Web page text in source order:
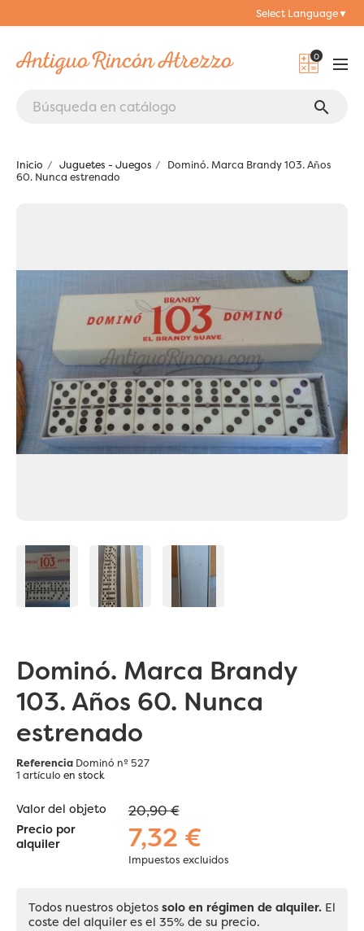
Select Language▼
0
search
Inicio Juguetes - Juegos
Dominó. Marca Brandy 103. Años
60. Nunca estrenado
Dominó. Marca Brandy
103. Años 60. Nunca
estrenado
Referencia Dominó nº 527
1 artículo en stock
Valor del objeto 20,90 €
Precio por
alquiler
7,32 €
Impuestos excluidos
Todos nuestros objetos solo en régimen de alquiler. El
coste del alquiler es el 35% de su precio.